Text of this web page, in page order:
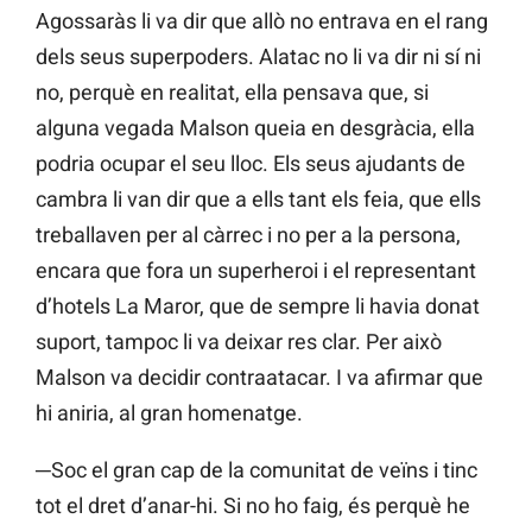
Agossaràs li va dir que allò no entrava en el rang
dels seus superpoders. Alatac no li va dir ni sí ni
no, perquè en realitat, ella pensava que, si
alguna vegada Malson queia en desgràcia, ella
podria ocupar el seu lloc. Els seus ajudants de
cambra li van dir que a ells tant els feia, que ells
treballaven per al càrrec i no per a la persona,
encara que fora un superheroi i el representant
d’hotels La Maror, que de sempre li havia donat
suport, tampoc li va deixar res clar. Per això
Malson va decidir contraatacar. I va afirmar que
hi aniria, al gran homenatge.
─Soc el gran cap de la comunitat de veïns i tinc
tot el dret d’anar-hi. Si no ho faig, és perquè he